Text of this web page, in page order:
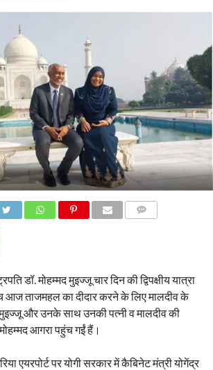
डॉ. मोहम्मद मुइज्जू चार दिन की द्विपक्षीय यात्रा
आज ताजमहल का दीदार करने के लिए मालदीव के
मुइज्जू और उनके साथ उनकी पत्नी व मालदीव की
आगरा पहुंच गईं हैं।
एयरपोर्ट पर योगी सरकार में कैबिनेट मंत्री योगेंद्र